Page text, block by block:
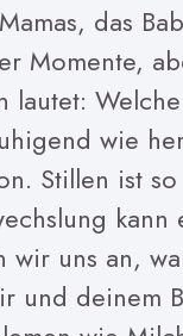
das
Momente,
lautet:
wie
Stillen ist
wir uns an,
und deinem